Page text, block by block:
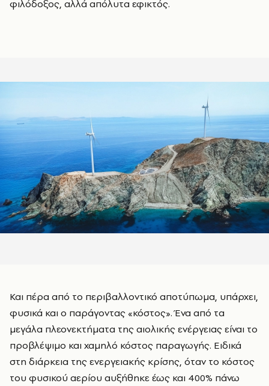
φιλόδοξος, αλλά απόλυτα εφικτός.
Και πέρα από το περιβαλλοντικό αποτύπωμα, υπάρχει,
φυσικά και ο παράγοντας «κόστος». Ένα από τα
μεγάλα πλεονεκτήματα της αιολικής ενέργειας είναι το
προβλέψιμο και χαμηλό κόστος παραγωγής. Ειδικά
στη διάρκεια της ενεργειακής κρίσης, όταν το κόστος
του φυσικού αερίου αυξήθηκε έως και 400% πάνω